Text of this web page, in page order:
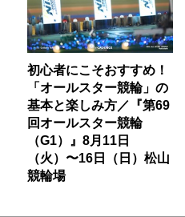
初心者にこそおすすめ！
「オールスター競輪」の
基本と楽しみ方／『第69
回オールスター競輪
（G1）』8月11日
（火）〜16日（日）松山
競輪場